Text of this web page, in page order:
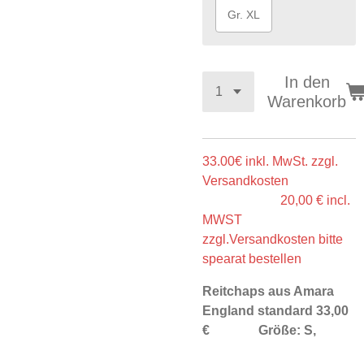
Gr. XL
In den
Warenkorb
33.00€ inkl. MwSt. zzgl.
Versandkosten
20,00 € incl.
MWST
zzgl.Versandkosten bitte
spearat bestellen
Reitchaps aus Amara
England standard 33,00
€ Größe: S,